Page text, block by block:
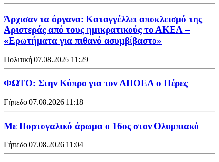
Άρχισαν τα όργανα: Καταγγέλλει αποκλεισμό της
Αριστεράς από τους ημικρατικούς το ΑΚΕΛ –
«Ερωτήματα για πιθανό ασυμβίβαστο»
Πολιτική|07.08.2026 11:29
ΦΩΤΟ: Στην Κύπρο για τον ΑΠΟΕΛ ο Πέρες
Γήπεδο|07.08.2026 11:18
Με Πορτογαλικό άρωμα ο 16ος στον Ολυμπιακό
Γήπεδο|07.08.2026 11:04